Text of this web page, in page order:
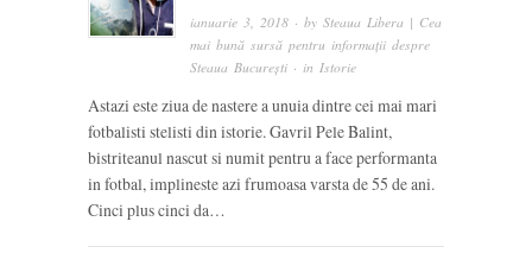
ianuarie 3, 2018 · bySteaua Libera | Cea
mai bună sursă pentru informații despre
Steaua București · inIstorie
Astazi este ziua de nastere a unuia dintre cei mai mari
fotbalisti stelisti din istorie. Gavril Pele Balint,
bistriteanul nascut si numit pentru a face performanta
in fotbal, implineste azi frumoasa varsta de 55 de ani.
Cinci plus cinci da…